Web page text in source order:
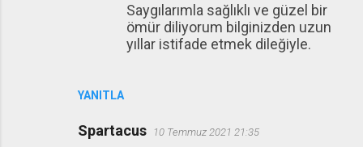
YANITLA
Saygılarımla sağlıklı ve güzel bir
ömür diliyorum bilginizden uzun
yıllar istifade etmek dileğiyle.
Spartacus 10 Temmuz 2021 21:35